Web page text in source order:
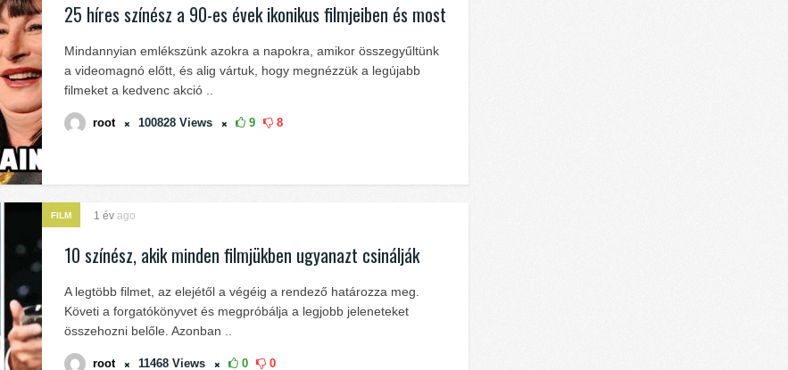
25 híres színész a 90-es évek ikonikus filmjeiben és most
Mindannyian emlékszünk azokra a napokra, amikor összegyűltünk
a videomagnó előtt, és alig vártuk, hogy megnézzük a legújabb
filmeket a kedvenc akció ..
root 100828 Views 9 8
FILM 1 év ago
10 színész, akik minden filmjükben ugyanazt csinálják
A legtöbb filmet, az elejétől a végéig a rendező határozza meg.
Követi a forgatókönyvet és megpróbálja a legjobb jeleneteket
összehozni belőle. Azonban ..
root 11468 Views 0 0